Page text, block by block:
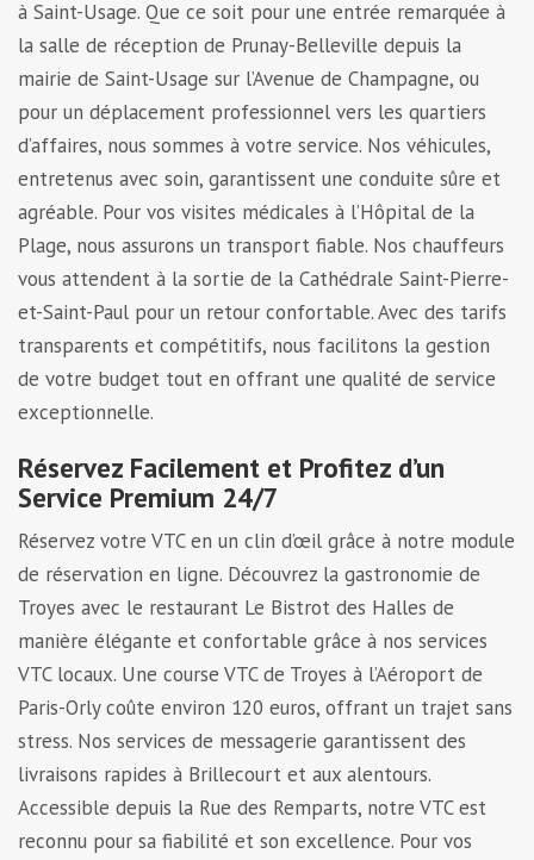
à Saint-Usage. Que ce soit pour une entrée remarquée à
la salle de réception de Prunay-Belleville depuis la
mairie de Saint-Usage sur l’Avenue de Champagne, ou
pour un déplacement professionnel vers les quartiers
d’affaires, nous sommes à votre service. Nos véhicules,
entretenus avec soin, garantissent une conduite sûre et
agréable. Pour vos visites médicales à l’Hôpital de la
Plage, nous assurons un transport fiable. Nos chauffeurs
vous attendent à la sortie de la Cathédrale Saint-Pierre-
et-Saint-Paul pour un retour confortable. Avec des tarifs
transparents et compétitifs, nous facilitons la gestion
de votre budget tout en offrant une qualité de service
exceptionnelle.
Réservez Facilement et Profitez d’un
Service Premium 24/7
Réservez votre VTC en un clin d’œil grâce à notre module
de réservation en ligne. Découvrez la gastronomie de
Troyes avec le restaurant Le Bistrot des Halles de
manière élégante et confortable grâce à nos services
VTC locaux. Une course VTC de Troyes à l’Aéroport de
Paris-Orly coûte environ 120 euros, offrant un trajet sans
stress. Nos services de messagerie garantissent des
livraisons rapides à Brillecourt et aux alentours.
Accessible depuis la Rue des Remparts, notre VTC est
reconnu pour sa fiabilité et son excellence. Pour vos